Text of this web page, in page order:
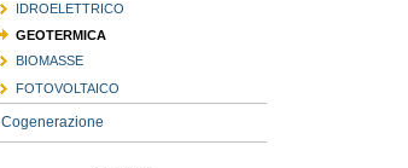
IDROELETTRICO
GEOTERMICA
BIOMASSE
FOTOVOLTAICO
Cogenerazione